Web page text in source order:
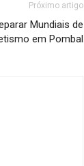
Próximo artigo
Mundiais de
em Pombal